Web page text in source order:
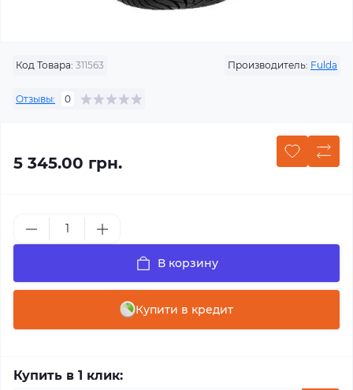
Код Товара: 311563 Производитель: Fulda
Отзывы: 0
5 345.00 грн.
В корзину
Купити в кредит
Купить в 1 клик: